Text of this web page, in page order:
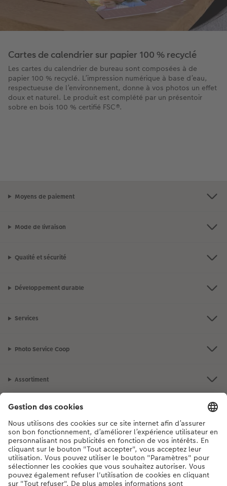
Cartes de calendrier sur papier 100 % recyclé
Les cartes du calendrier de bureau sont composées à de
papier 100 % recyclé. L’impression numérique à base d’eau,
respectueuse de l’environnement, donne à vos photos un effet
doux et naturel. Le produit est complété par un présentoir
sobre en bois 100 % certifié FSC®.
Moyens de paiement
Mode de livraison
Qualité et sécurité
Développement durable
Services
Photo Service Coop
Assortiment
Notre sélection
Si vous avez des questions concernant nos produits ou votre commande,
n'hésitez pas à nous contacter du lundi au dimanche, de 9h00 à 20h00
(hors jours fériés), au numéro de téléphone044 499 10 37• 7j/7 • de 9h à
20h
DE|FR| IT